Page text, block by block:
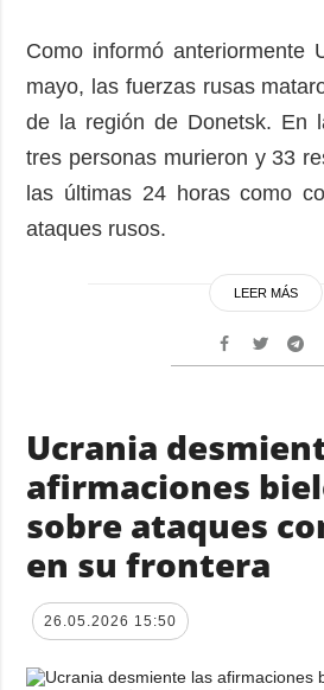
Como informó anteriormente
mayo, las fuerzas rusas
de la región de Donetsk. En
tres personas murieron y 33
las últimas 24 horas como
ataques rusos.
LEER MÁS
Ucrania
afirmaciones
sobre ataques
en su frontera
26.05.2026 15:50